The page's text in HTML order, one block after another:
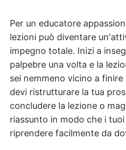
Per un educatore
lezioni può diventare
impegno totale. Inizi a
palpebre una volta e la
sei nemmeno vicino a finire
devi ristrutturare la tua
concludere la lezione o
riassunto in modo che i
riprendere facilmente da